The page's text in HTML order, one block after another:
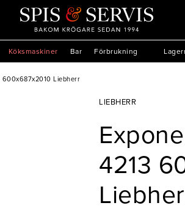
Köksmaskiner Bar Förbrukning
600x687x2010 Liebherr
LIEBHERR
4213